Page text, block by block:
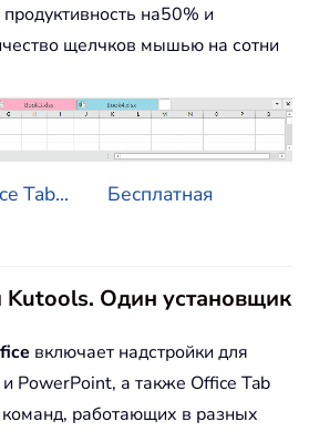
на50% и
щелчков мышью на сотни
Tab...
Бесплатная
Kutools. Один установщик
включает надстройки для
PowerPoint, а также Office Tab
работающих в разных